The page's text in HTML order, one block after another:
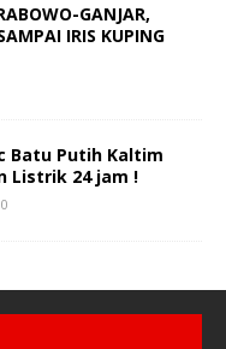
GANJAR,
IRIS KUPING
Batu Putih Kaltim
Listrik 24 jam !
0